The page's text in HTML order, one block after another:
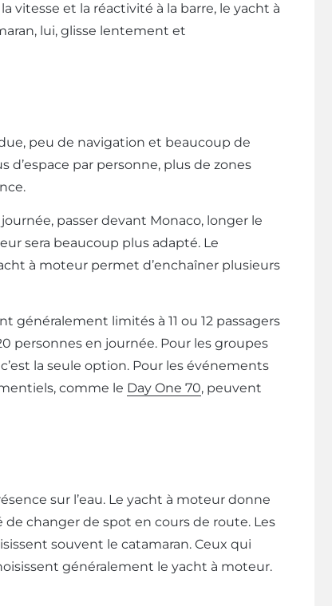
vitesse et la réactivité à la barre, le yacht à
lui, glisse lentement et
peu de navigation et beaucoup de
d’espace par personne, plus de zones
passer devant Monaco, longer le
sera beaucoup plus adapté. Le
à moteur permet d’enchaîner plusieurs
généralement limités à 11 ou 12 passagers
personnes en journée. Pour les groupes
la seule option. Pour les événements
comme le Day One 70, peuvent
sur l’eau. Le yacht à moteur donne
changer de spot en cours de route. Les
souvent le catamaran. Ceux qui
généralement le yacht à moteur.